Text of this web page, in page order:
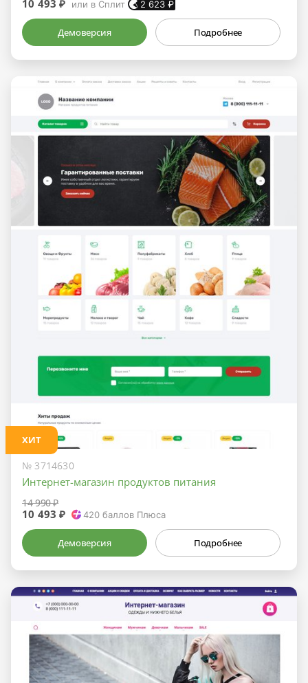
10 493 ₽ или в Сплит 2 623₽
Демоверсия Подробнее
ХИТ
№ 3714630
Интернет-магазин продуктов питания
14 990 ₽
10 493 ₽ 420баллов Плюса
Демоверсия Подробнее